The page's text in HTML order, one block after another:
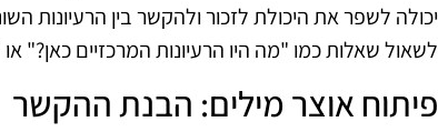
יכולה לשפר את היכולת לזכור ולהקשר בין הרעיונות
לשאול שאלות כמו "מה היו הרעיונות המרכזיים
פיתוח אוצר מילים: הבנת ההקשר